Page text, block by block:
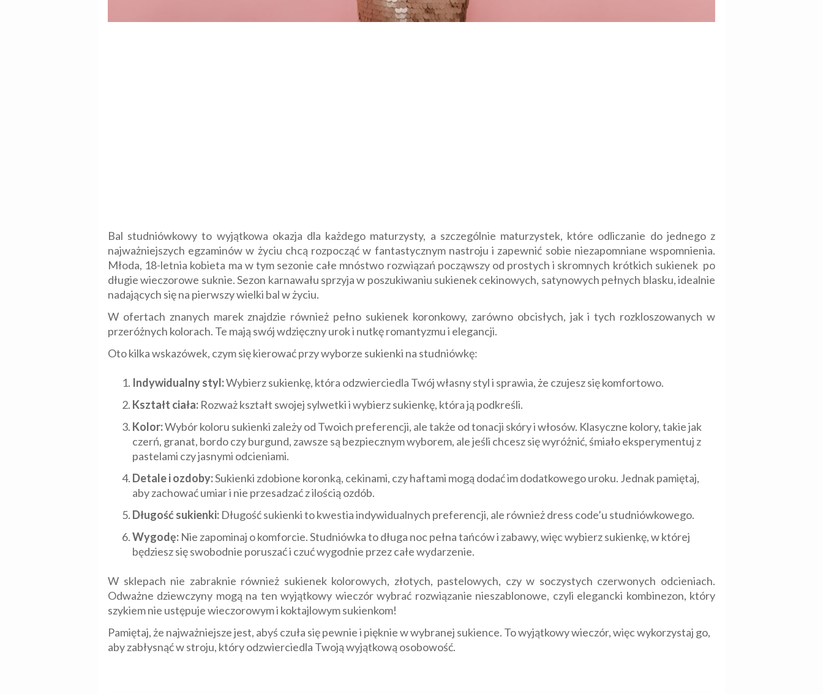
Bal studniówkowy to wyjątkowa okazja dla każdego maturzysty, a szczególnie maturzystek, które odliczanie do jednego z
najważniejszych egzaminów w życiu chcą rozpocząć w fantastycznym nastroju i zapewnić sobie niezapomniane wspomnienia.
Młoda, 18-letnia kobieta ma w tym sezonie całe mnóstwo rozwiązań począwszy od prostych i skromnych krótkich sukienek po
długie wieczorowe suknie. Sezon karnawału sprzyja w poszukiwaniu sukienek cekinowych, satynowych pełnych blasku, idealnie
nadających się na pierwszy wielki bal w życiu.
W ofertach znanych marek znajdzie również pełno sukienek koronkowy, zarówno obcisłych, jak i tych rozkloszowanych w
przeróżnych kolorach. Te mają swój wdzięczny urok i nutkę romantyzmu i elegancji.
Oto kilka wskazówek, czym się kierować przy wyborze sukienki na studniówkę:
Indywidualny styl:Wybierz sukienkę, która odzwierciedla Twój własny styl i sprawia, że czujesz się komfortowo.
Kształt ciała: Rozważ kształt swojej sylwetki i wybierz sukienkę, która ją podkreśli.
Kolor:Wybór koloru sukienki zależy od Twoich preferencji, ale także od tonacji skóry i włosów. Klasyczne kolory, takie jak
czerń, granat, bordo czy burgund, zawsze są bezpiecznym wyborem, ale jeśli chcesz się wyróżnić, śmiało eksperymentuj z
pastelami czy jasnymi odcieniami.
Detale i ozdoby:Sukienki zdobione koronką, cekinami, czy haftami mogą dodać im dodatkowego uroku. Jednak pamiętaj,
aby zachować umiar i nie przesadzać z ilością ozdób.
Długość sukienki: Długość sukienki to kwestia indywidualnych preferencji, ale również dress code’u studniówkowego.
Wygodę: Nie zapominaj o komforcie. Studniówka to długa noc pełna tańców i zabawy, więc wybierz sukienkę, w której
będziesz się swobodnie poruszać i czuć wygodnie przez całe wydarzenie.
W sklepach nie zabraknie również sukienek kolorowych, złotych, pastelowych, czy w soczystych czerwonych odcieniach.
Odważne dziewczyny mogą na ten wyjątkowy wieczór wybrać rozwiązanie nieszablonowe, czyli elegancki kombinezon, który
szykiem nie ustępuje wieczorowym i koktajlowym sukienkom!
Pamiętaj, że najważniejsze jest, abyś czuła się pewnie i pięknie w wybranej sukience. To wyjątkowy wieczór, więc wykorzystaj go,
aby zabłysnąć w stroju, który odzwierciedla Twoją wyjątkową osobowość.